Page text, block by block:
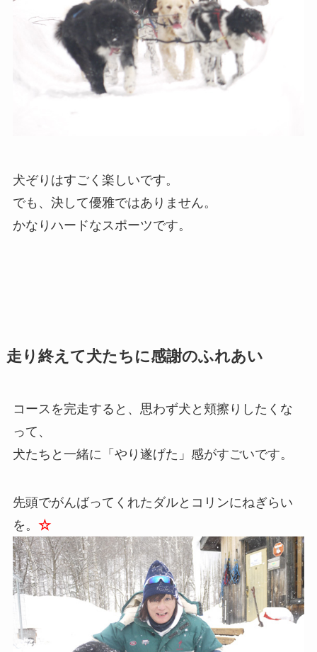
犬ぞりはすごく楽しいです。
でも、決して優雅ではありません。
かなりハードなスポーツです。
走り終えて犬たちに感謝のふれあい
コースを完走すると、思わず犬と頬擦りしたくな
って、
犬たちと一緒に「やり遂げた」感がすごいです。
先頭でがんばってくれたダルとコリンにねぎらい
を。 ☆